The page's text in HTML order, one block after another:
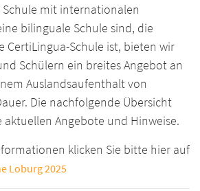
Schule mit internationalen
bilinguale Schule sind, die
CertiLingua-Schule ist, bieten wir
Schülern ein breites Angebot an
Auslandsaufenthalt von
Die nachfolgende Übersicht
Angebote und Hinweise.
klicken Sie bitte hier auf
Loburg 2025